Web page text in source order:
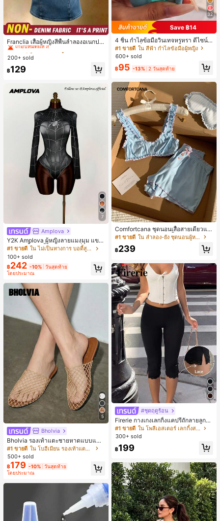
Franclia เสื้อผู้หญิงสีพื้นลำลองอเนกปร
ะสงค์สำหรับใส่ประจำวัน
#1 ขายดี ใน ธรรมดา เสื้อผู้หญิง
เกือบหมดแล้ว!
#1 ขายดี ใน ธรรมดา เสื้อผู้หญิง
เกือบหมดแล้ว!
#1 ขายดี ใน ธรรมดา เสื้อผู้หญิง
เกือบหมดแล้ว!
#1 ขายดี
200+ sold
฿129
7
Amplova
Y2K Amplova ผู้หญิงลายแมงมุม แขน
ยาว คอตั้ง บอดี้สูท, สไตล์แฟชั่นดาร์ก
บอดี้สูทผู้หญิง บอดี้สูทฮาโลวีน บอดี้สูท
ลายใยแมงมุม
#1 ขายดี
ใน ไม่เป็นทางการ บอดี้สูทผู้หญิง
100+ sold
฿242 -10% วันสุดท้าย
โดยประมาณ
5
Bholvia
Bholvia รองเท้าแตะชายหาดแบบแบน
สบาย ๆ ลายฉลุมาใหม่สำหรับผู้หญิง
#1 ขายดี
ใน โบฮีเมียน รองเท้าแตะผู้หญิง
500+ sold
฿179 -10% วันสุดท้าย
โดยประมาณ
32
Save ฿14
4 ชิ้น กำไลข้อมือวินเทจหรูหรา ดีไซน์มิ
นิมอลแฟชั่น เหมาะสำหรับใส่ในชีวิตปร
ะจำวัน อะคริลิก เหมาะสำหรับใส่ในชีวิ
ตประจำวันและงานปาร์ตี้ ของขวัญสำห
รับผู้หญิง
#1 ขายดี ใน สีฟ้า กำไลข้อมือผู้หญิง
600+ sold
฿95 -13% 2 วันสุดท้าย
Comfortcana ชุดนอนเสื้อสายเดี่ยวแต่
งระบายและกางเกงขาสั้นสำหรับผู้หญิง
#1 ขายดี ใน ลำลอง-ยัง ชุดนอนผู้หญิง
฿239
#ชุดฤดูร้อน
Firerie กางเกงเลกกิ้งแคปรีถักลายลูกไม้
สีดำหรูหราสำหรับผู้หญิง อเนกประสงค์
สำหรับกีฬา แฟชั่น ชายหาด เทศกาลด
#1 ขายดี
ใน โพลีเอสเตอร์ เลกกิ้งสตรี
300+ sold
฿199